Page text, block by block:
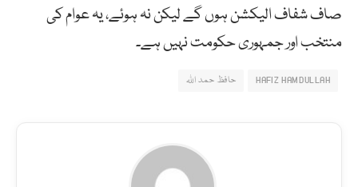
صاف شفاف الیکشن ہوں گے لیکن نہ ہوئے، یہ عوام کی
منتخب اور جمہوری حکومت نہیں ہے۔
HAFIZ HAMDULLAH حافظ حمد اللہ